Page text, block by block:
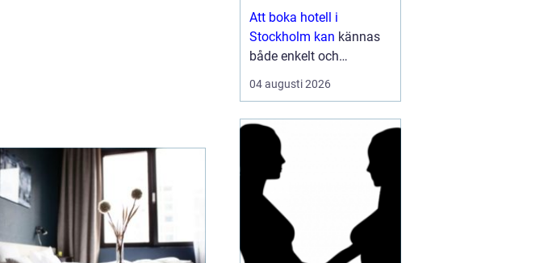
din vistelse
Att boka hotell i
Stockholm kan kännas
både enkelt och
överväldigande på
samma gång. Utbudet är
och priserna kan skilja
sig mycket mellan olika
områden och säsonger.
Den som plane...
04 augusti 2026